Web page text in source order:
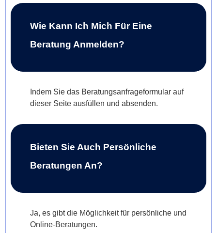
Wie Kann Ich Mich Für Eine
Beratung Anmelden?
Indem Sie das Beratungsanfrageformular auf
dieser Seite ausfüllen und absenden.
Bieten Sie Auch Persönliche
Beratungen An?
Ja, es gibt die Möglichkeit für persönliche und
Online-Beratungen.